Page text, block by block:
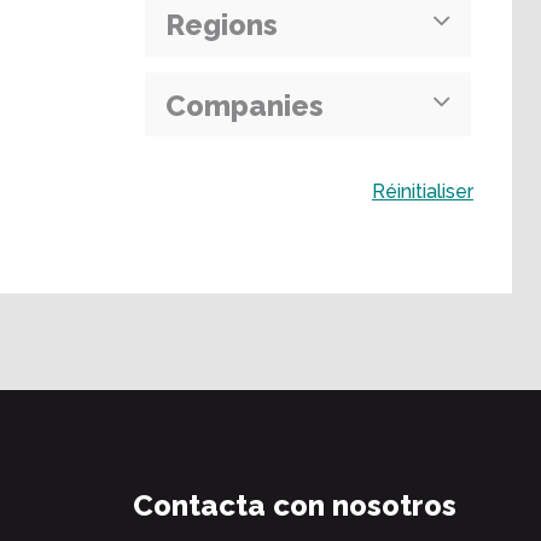
Regions
Companies
Réinitialiser
Contacta con nosotros